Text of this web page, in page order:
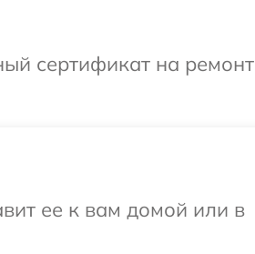
сертификат на ремонт
ее к вам домой или в